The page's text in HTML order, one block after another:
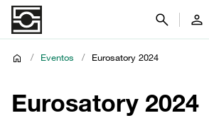
/ Eventos / Eurosatory 2024
Eurosatory 2024